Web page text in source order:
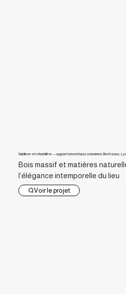
Sublimer et réhabiliter — appartement haussmannien, Brotteaux,
Bois massif et matières
l’élégance intemporelle du lieu
Voir le projet